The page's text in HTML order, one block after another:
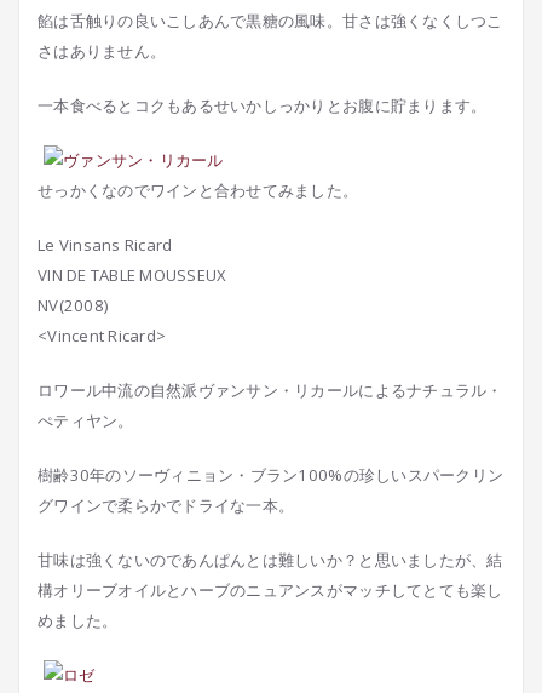
餡は舌触りの良いこしあんで黒糖の風味。甘さは強くなくしつこ
さはありません。
一本食べるとコクもあるせいかしっかりとお腹に貯まります。
せっかくなのでワインと合わせてみました。
Le Vinsans Ricard
VIN DE TABLE MOUSSEUX
NV(2008)
<Vincent Ricard>
ロワール中流の自然派ヴァンサン・リカールによるナチュラル・
ぺティヤン。
樹齢30年のソーヴィニョン・ブラン100%の珍しいスパークリン
グワインで柔らかでドライな一本。
甘味は強くないのであんぱんとは難しいか？と思いましたが、結
構オリーブオイルとハーブのニュアンスがマッチしてとても楽し
めました。